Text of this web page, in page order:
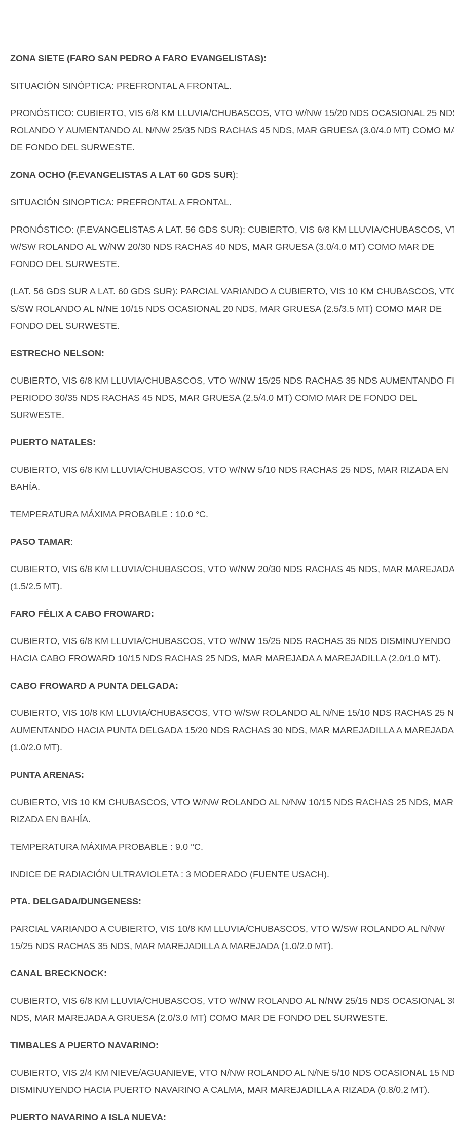
ZONA SIETE (FARO SAN PEDRO A FARO EVANGELISTAS):
SITUACIÓN SINÓPTICA: PREFRONTAL A FRONTAL.
PRONÓSTICO: CUBIERTO, VIS 6/8 KM LLUVIA/CHUBASCOS, VTO W/NW 15/20 NDS OCASIONAL 25
ROLANDO Y AUMENTANDO AL N/NW 25/35 NDS RACHAS 45 NDS, MAR GRUESA (3.0/4.0 MT) COMO
DE FONDO DEL SURWESTE.
ZONA OCHO (F.EVANGELISTAS A LAT 60 GDS SUR):
SITUACIÓN SINOPTICA: PREFRONTAL A FRONTAL.
PRONÓSTICO: (F.EVANGELISTAS A LAT. 56 GDS SUR): CUBIERTO, VIS 6/8 KM LLUVIA/CHUBASCOS,
W/SW ROLANDO AL W/NW 20/30 NDS RACHAS 40 NDS, MAR GRUESA (3.0/4.0 MT) COMO MAR DE
FONDO DEL SURWESTE.
(LAT. 56 GDS SUR A LAT. 60 GDS SUR): PARCIAL VARIANDO A CUBIERTO, VIS 10 KM CHUBASCOS,
S/SW ROLANDO AL N/NE 10/15 NDS OCASIONAL 20 NDS, MAR GRUESA (2.5/3.5 MT) COMO MAR DE
FONDO DEL SURWESTE.
ESTRECHO NELSON:
CUBIERTO, VIS 6/8 KM LLUVIA/CHUBASCOS, VTO W/NW 15/25 NDS RACHAS 35 NDS AUMENTANDO
PERIODO 30/35 NDS RACHAS 45 NDS, MAR GRUESA (2.5/4.0 MT) COMO MAR DE FONDO DEL
SURWESTE.
PUERTO NATALES:
CUBIERTO, VIS 6/8 KM LLUVIA/CHUBASCOS, VTO W/NW 5/10 NDS RACHAS 25 NDS, MAR RIZADA EN
BAHÍA.
TEMPERATURA MÁXIMA PROBABLE : 10.0 °C.
PASO TAMAR:
CUBIERTO, VIS 6/8 KM LLUVIA/CHUBASCOS, VTO W/NW 20/30 NDS RACHAS 45 NDS, MAR MAREJADA
(1.5/2.5 MT).
FARO FÉLIX A CABO FROWARD:
CUBIERTO, VIS 6/8 KM LLUVIA/CHUBASCOS, VTO W/NW 15/25 NDS RACHAS 35 NDS DISMINUYENDO
HACIA CABO FROWARD 10/15 NDS RACHAS 25 NDS, MAR MAREJADA A MAREJADILLA (2.0/1.0 MT).
CABO FROWARD A PUNTA DELGADA:
CUBIERTO, VIS 10/8 KM LLUVIA/CHUBASCOS, VTO W/SW ROLANDO AL N/NE 15/10 NDS RACHAS 25
AUMENTANDO HACIA PUNTA DELGADA 15/20 NDS RACHAS 30 NDS, MAR MAREJADILLA A MAREJADA
(1.0/2.0 MT).
PUNTA ARENAS:
CUBIERTO, VIS 10 KM CHUBASCOS, VTO W/NW ROLANDO AL N/NW 10/15 NDS RACHAS 25 NDS, MAR
RIZADA EN BAHÍA.
TEMPERATURA MÁXIMA PROBABLE : 9.0 °C.
INDICE DE RADIACIÓN ULTRAVIOLETA : 3 MODERADO (FUENTE USACH).
PTA. DELGADA/DUNGENESS:
PARCIAL VARIANDO A CUBIERTO, VIS 10/8 KM LLUVIA/CHUBASCOS, VTO W/SW ROLANDO AL N/NW
15/25 NDS RACHAS 35 NDS, MAR MAREJADILLA A MAREJADA (1.0/2.0 MT).
CANAL BRECKNOCK:
CUBIERTO, VIS 6/8 KM LLUVIA/CHUBASCOS, VTO W/NW ROLANDO AL N/NW 25/15 NDS OCASIONAL
NDS, MAR MAREJADA A GRUESA (2.0/3.0 MT) COMO MAR DE FONDO DEL SURWESTE.
TIMBALES A PUERTO NAVARINO:
CUBIERTO, VIS 2/4 KM NIEVE/AGUANIEVE, VTO N/NW ROLANDO AL N/NE 5/10 NDS OCASIONAL 15
DISMINUYENDO HACIA PUERTO NAVARINO A CALMA, MAR MAREJADILLA A RIZADA (0.8/0.2 MT).
PUERTO NAVARINO A ISLA NUEVA: